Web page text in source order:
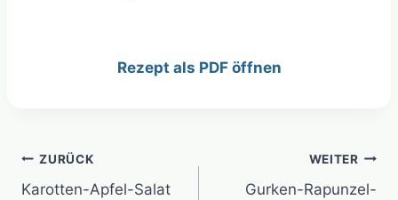
Rezept als PDF öffnen
Beitragsnavigation
ZURÜCK
Karotten-Apfel-Salat
WEITER
Gurken-Rapunzel-